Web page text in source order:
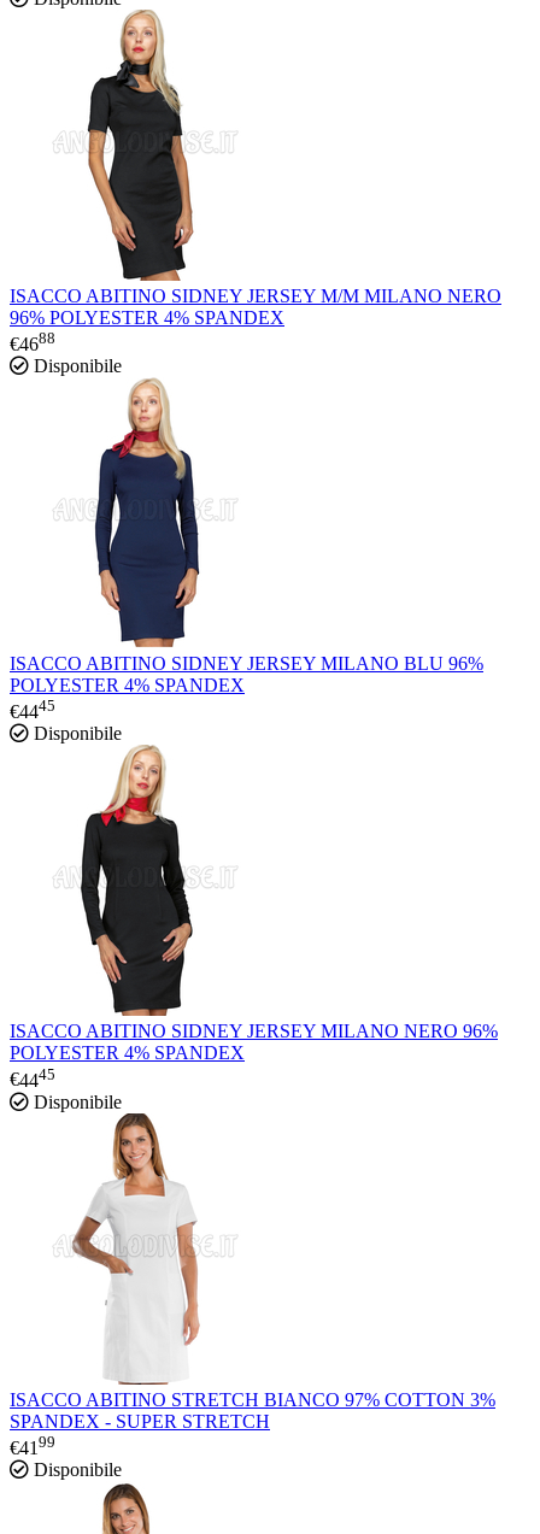
ISACCO ABITINO SIDNEY JERSEY M/M MILANO NERO
96% POLYESTER 4% SPANDEX
€4688
Disponibile
ISACCO ABITINO SIDNEY JERSEY MILANO BLU 96%
POLYESTER 4% SPANDEX
€4445
Disponibile
ISACCO ABITINO SIDNEY JERSEY MILANO NERO 96%
POLYESTER 4% SPANDEX
€4445
Disponibile
ISACCO ABITINO STRETCH BIANCO 97% COTTON 3%
SPANDEX - SUPER STRETCH
€41 99
Disponibile